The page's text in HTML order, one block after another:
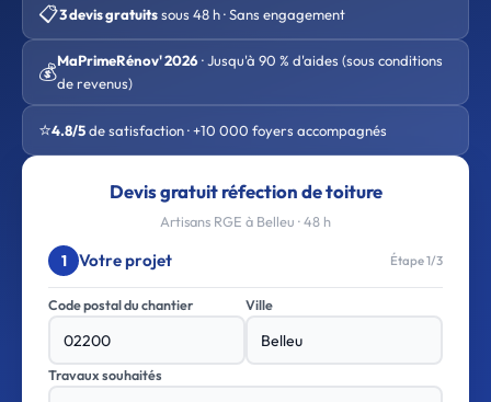
📋3 devis gratuitssous 48 h · Sans engagement
💰MaPrimeRénov' 2026· Jusqu'à 90 % d'aides (sous conditions
de revenus)
⭐4.8/5de satisfaction · +10 000 foyers accompagnés
Devis gratuit réfection de toiture
Artisans RGE à Belleu · 48 h
1 Votre projet Étape 1/3
Code postal du chantier Ville
Travaux souhaités